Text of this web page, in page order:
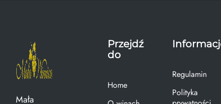
Mała
Przejdź
do
Home
Regulamin
Polityka